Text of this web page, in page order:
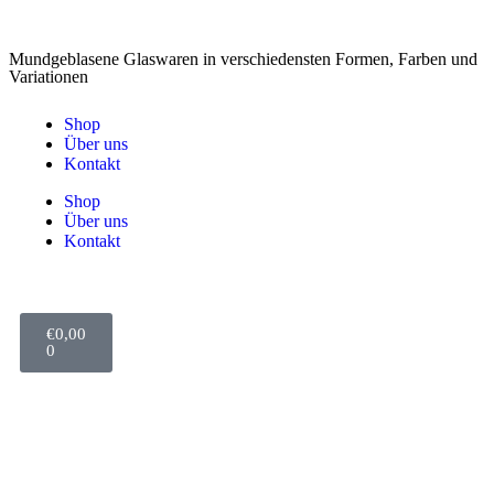
Mundgeblasene Glaswaren in verschiedensten Formen, Farben und
Variationen
Shop
Über uns
Kontakt
Shop
Über uns
Kontakt
€0,00
0